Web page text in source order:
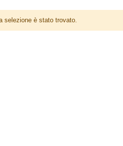
selezione è stato trovato.